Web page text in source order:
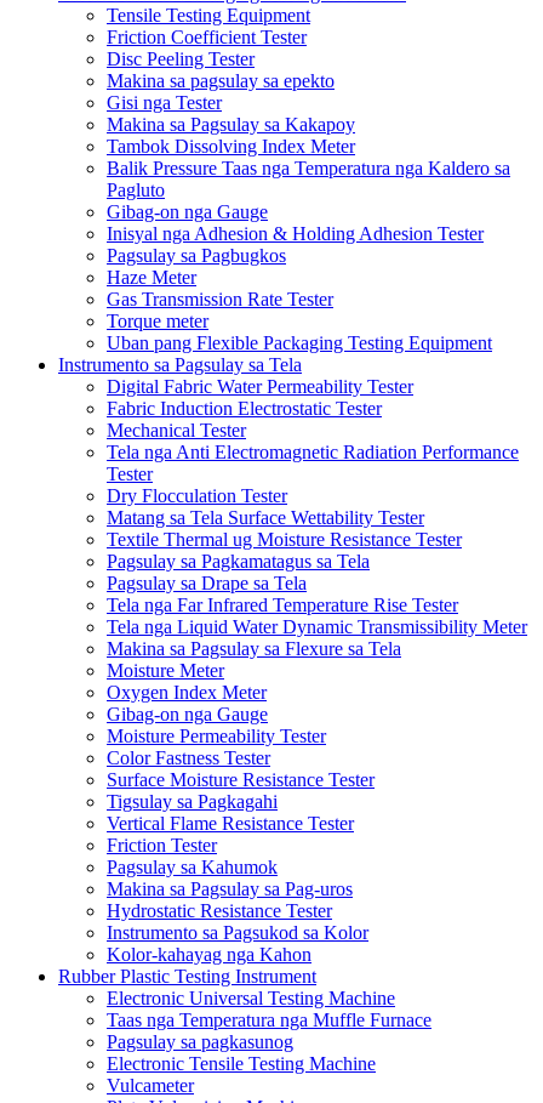
Tensile Testing Equipment
Friction Coefficient Tester
Disc Peeling Tester
Makina sa pagsulay sa epekto
Gisi nga Tester
Makina sa Pagsulay sa Kakapoy
Tambok Dissolving Index Meter
Balik Pressure Taas nga Temperatura nga Kaldero sa
Pagluto
Gibag-on nga Gauge
Inisyal nga Adhesion & Holding Adhesion Tester
Pagsulay sa Pagbugkos
Haze Meter
Gas Transmission Rate Tester
Torque meter
Uban pang Flexible Packaging Testing Equipment
Instrumento sa Pagsulay sa Tela
Digital Fabric Water Permeability Tester
Fabric Induction Electrostatic Tester
Mechanical Tester
Tela nga Anti Electromagnetic Radiation Performance
Tester
Dry Flocculation Tester
Matang sa Tela Surface Wettability Tester
Textile Thermal ug Moisture Resistance Tester
Pagsulay sa Pagkamatagus sa Tela
Pagsulay sa Drape sa Tela
Tela nga Far Infrared Temperature Rise Tester
Tela nga Liquid Water Dynamic Transmissibility Meter
Makina sa Pagsulay sa Flexure sa Tela
Moisture Meter
Oxygen Index Meter
Gibag-on nga Gauge
Moisture Permeability Tester
Color Fastness Tester
Surface Moisture Resistance Tester
Tigsulay sa Pagkagahi
Vertical Flame Resistance Tester
Friction Tester
Pagsulay sa Kahumok
Makina sa Pagsulay sa Pag-uros
Hydrostatic Resistance Tester
Instrumento sa Pagsukod sa Kolor
Kolor-kahayag nga Kahon
Rubber Plastic Testing Instrument
Electronic Universal Testing Machine
Taas nga Temperatura nga Muffle Furnace
Pagsulay sa pagkasunog
Electronic Tensile Testing Machine
Vulcameter